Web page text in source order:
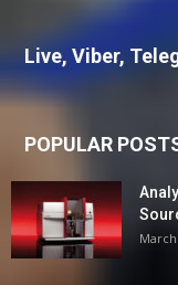
Live, Viber,
POPULAR
March